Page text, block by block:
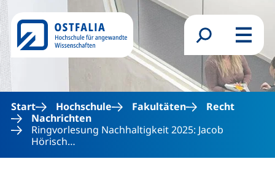
Direkt zum Inhalt
Suchformular
Menü
Start Hochschule Fakultäten
Recht
Nachrichten
Ringvorlesung Nachhaltigkeit 2025: Jacob
Hörisch…